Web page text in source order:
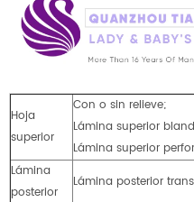
Hoja
superior
Con o sin relieve;
Lámina superior
Lámina superior
Lámina
posterior
Lámina posterior